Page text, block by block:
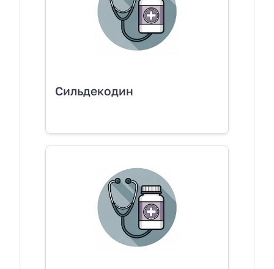
Сильдекодин